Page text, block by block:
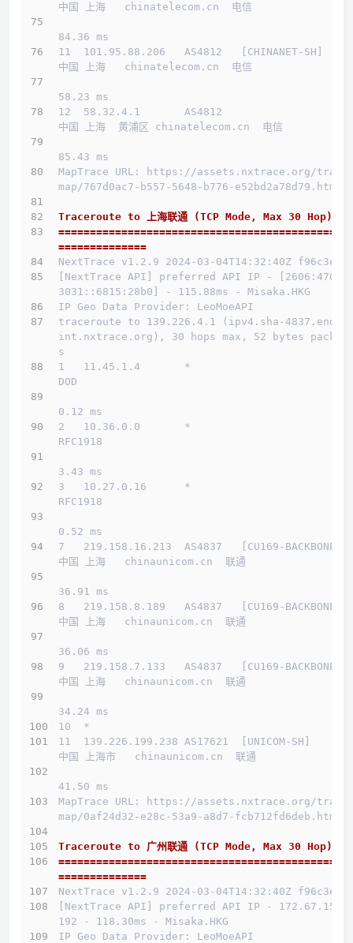
中国 上海   chinatelecom.cn  电信
84.36 ms
11  101.95.88.206   AS4812   [CHINANET-SH]
中国 上海   chinatelecom.cn  电信
58.23 ms
12  58.32.4.1       AS4812
中国 上海  黄浦区 chinatelecom.cn  电信
85.43 ms
MapTrace URL: https://assets.nxtrace.org/trace
map/767d0ac7-b557-5648-b776-e52bd2a78d79.html
Traceroute to 上海联通 (TCP Mode, Max 30 Hop)
==============================================
==============
NextTrace v1.2.9 2024-03-04T14:32:40Z f96c3e5
[NextTrace API] preferred API IP - [2606:4700:
3031::6815:28b0] - 115.88ms - Misaka.HKG
IP Geo Data Provider: LeoMoeAPI
traceroute to 139.226.4.1 (ipv4.sha-4837.endpo
int.nxtrace.org), 30 hops max, 52 bytes packet
s
1   11.45.1.4       *
DOD
0.12 ms
2   10.36.0.0       *
RFC1918
3.43 ms
3   10.27.0.16      *
RFC1918
0.52 ms
7   219.158.16.213  AS4837   [CU169-BACKBONE]
中国 上海   chinaunicom.cn  联通
36.91 ms
8   219.158.8.189   AS4837   [CU169-BACKBONE]
中国 上海   chinaunicom.cn  联通
36.06 ms
9   219.158.7.133   AS4837   [CU169-BACKBONE]
中国 上海   chinaunicom.cn  联通
34.24 ms
10  *
11  139.226.199.238 AS17621  [UNICOM-SH]
中国 上海市   chinaunicom.cn  联通
41.50 ms
MapTrace URL: https://assets.nxtrace.org/trace
map/0af24d32-e28c-53a9-a8d7-fcb712fd6deb.html
Traceroute to 广州联通 (TCP Mode, Max 30 Hop)
==============================================
==============
NextTrace v1.2.9 2024-03-04T14:32:40Z f96c3e5
[NextTrace API] preferred API IP - 172.67.155.
192 - 118.30ms - Misaka.HKG
IP Geo Data Provider: LeoMoeAPI